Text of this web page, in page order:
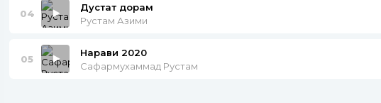
04
Дустат дорам
Рустам Азими
05
Нарави 2020
Сафармухаммад Рустам